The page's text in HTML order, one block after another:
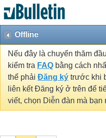
Offline
Nếu đây là chuyến thăm
kiểm tra FAQ bằng cách
thể phải Đăng ký trước khi
liên kết Đăng ký ở trên để
viết, chọn Diễn đàn mà